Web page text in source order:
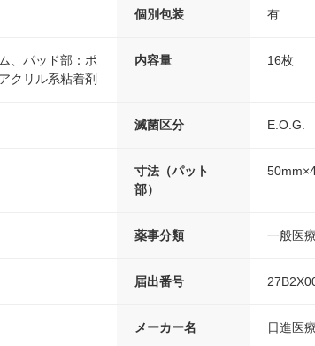
個別包装 有
、パッド部：ポ
クリル系粘着剤
内容量 16枚
滅菌区分 E.O.G.
寸法（パット
部）
薬事分類 一般医
届出番号
メーカー名 日進医